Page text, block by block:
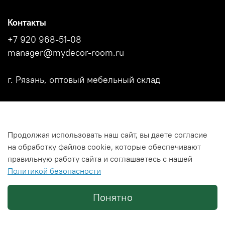
Новости
Каталоги фабрик
Контакты
+7 920 968-51-08
manager@mydecor-room.ru
г. Рязань, оптовый мебельный склад
Продолжая использовать наш сайт, вы даете согласие
на обработку файлов cookie, которые обеспечивают
правильную работу сайта и соглашаетесь с нашей
Политикой безопасности
Понятно